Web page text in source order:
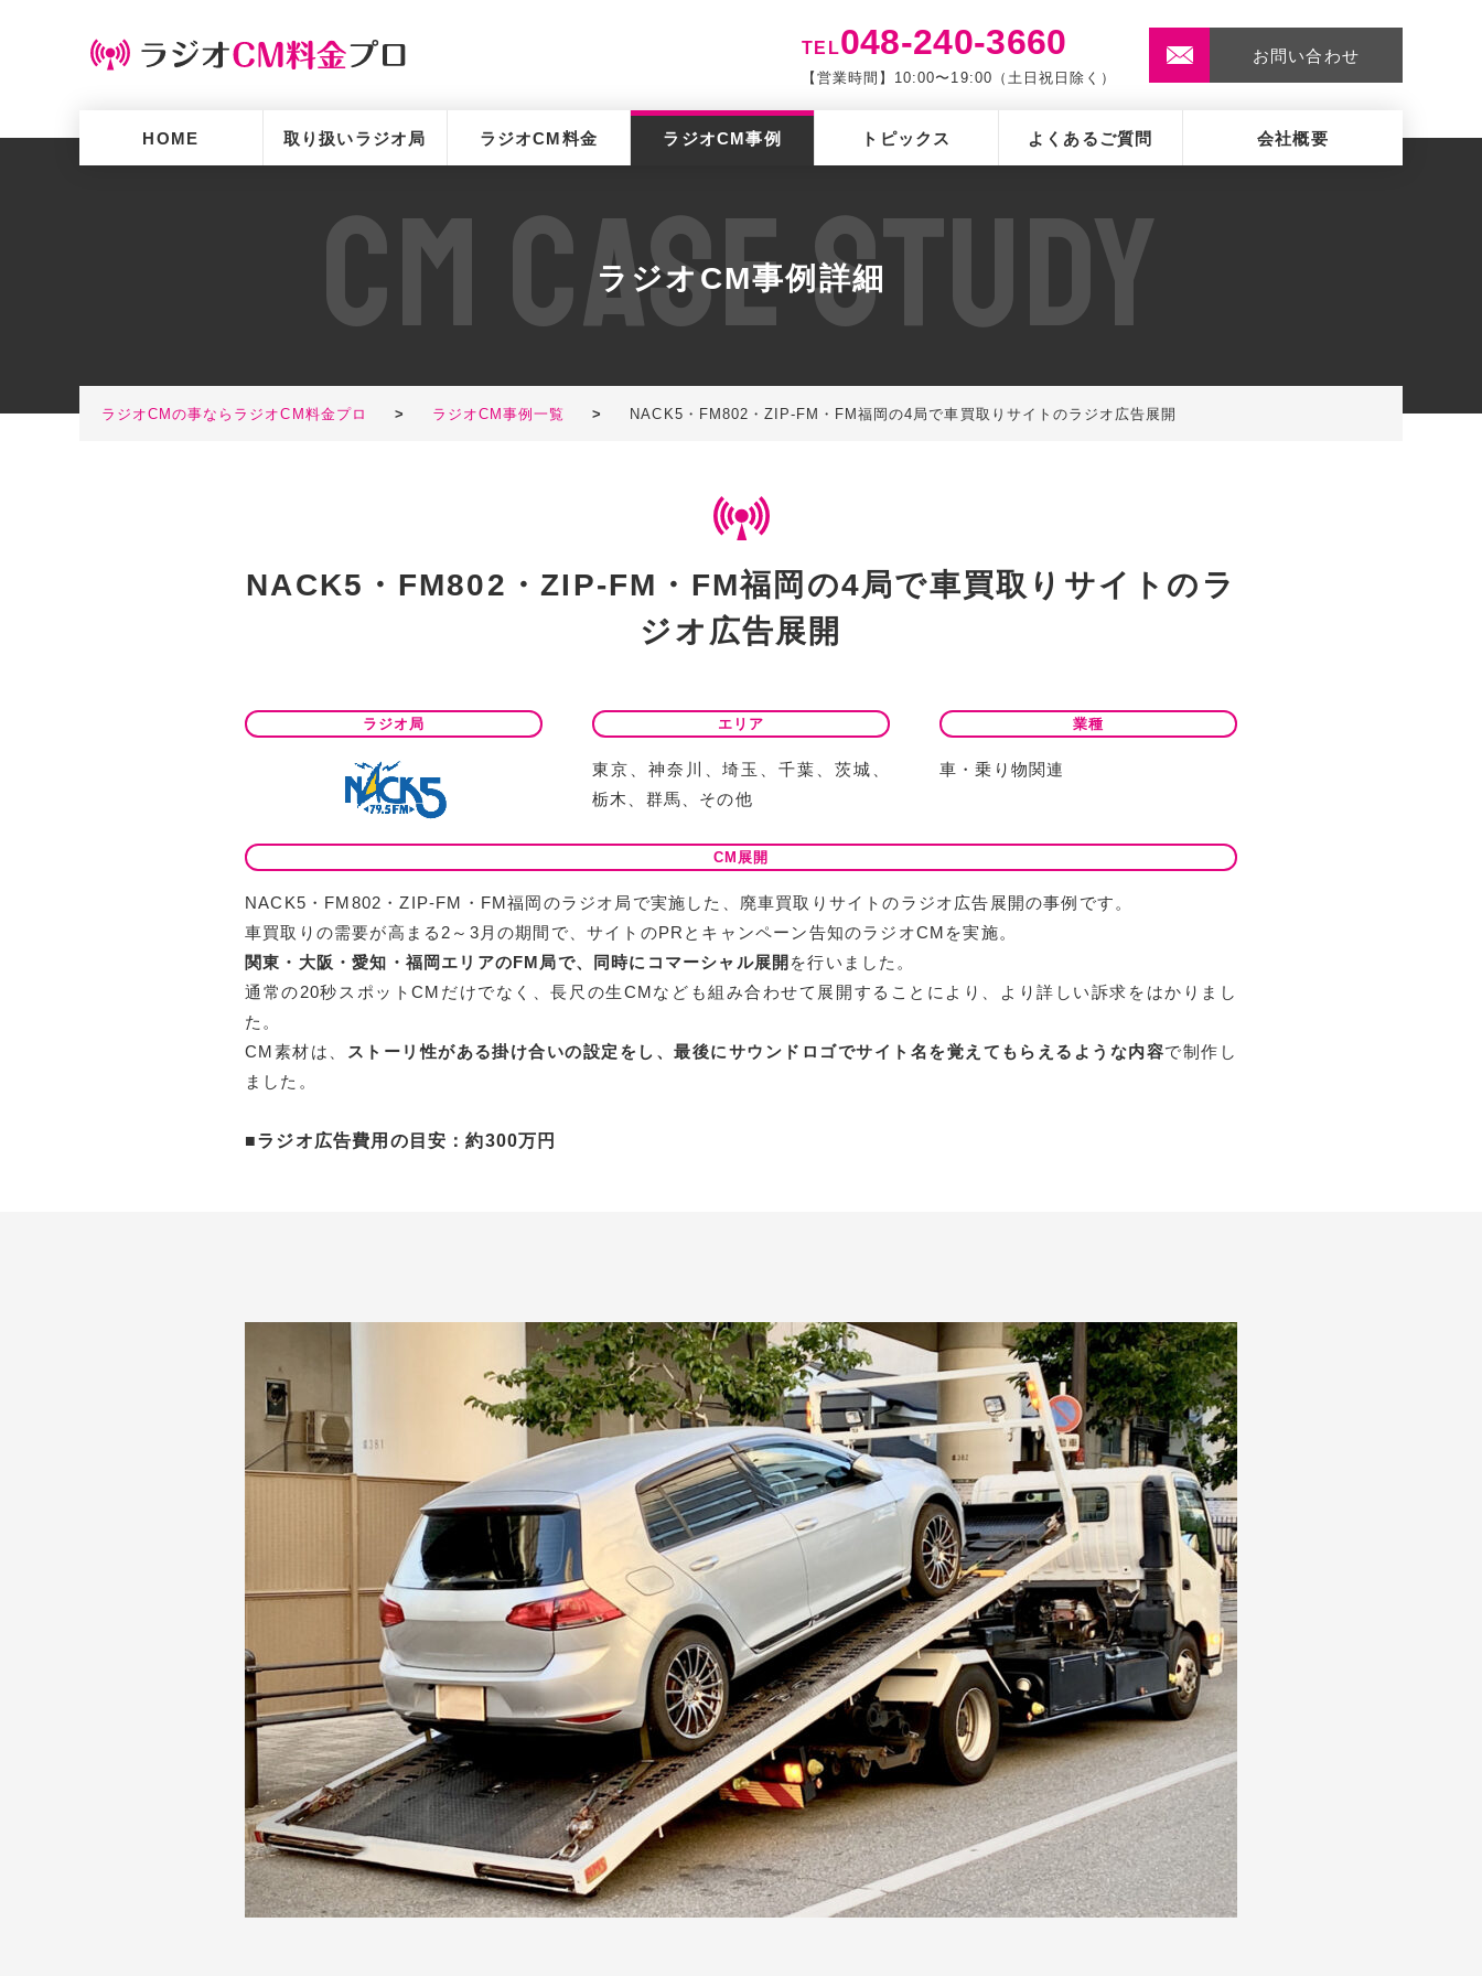
TEL048-240-3660
【営業時間】10:00〜19:00（土日祝日除く）
お問い合わせ
HOME 取り扱いラジオ局 ラジオCM料金 ラジオCM事例 トピックス よくあるご質問 会社概要
CM CASESTUDY
ラジオCM事例詳細
ラジオCMの事ならラジオCM料金プロ > ラジオCM事例一覧 > NACK5・FM802・ZIP-FM・FM福岡の4局で車買取りサイトのラジオ広告展開
NACK5・FM802・ZIP-FM・FM福岡の4局で車買取りサイトのラ
ジオ広告展開
ラジオ局 エリア
東京、神奈川、埼玉、千葉、茨城、
栃木、群馬、その他
業種
車・乗り物関連
CM展開
NACK5・FM802・ZIP-FM・FM福岡のラジオ局で実施した、廃車買取りサイトのラジオ広告展開の事例です。
車買取りの需要が高まる2～3月の期間で、サイトのPRとキャンペーン告知のラジオCMを実施。
関東・大阪・愛知・福岡エリアのFM局で、同時にコマーシャル展開 を行いました。
通常の20秒スポットCMだけでなく、長尺の生CMなども組み合わせて展開することにより、より詳しい訴求をはかりまし
た。
CM素材は、
ストーリ性がある掛け合いの設定をし、最後にサウンドロゴでサイト名を覚えてもらえるような内容で制作し
ました。
■ラジオ広告費用の目安：約300万円